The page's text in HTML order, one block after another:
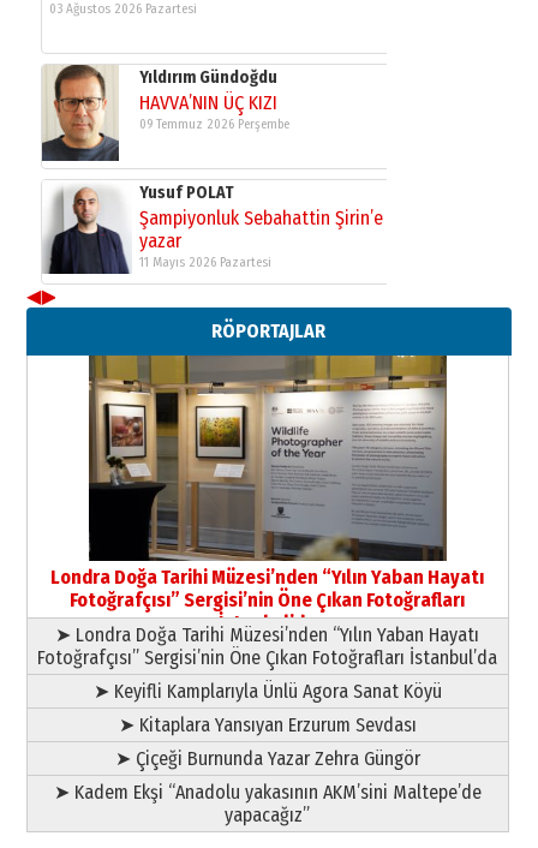
03 Ağustos 2026 Pazartesi
Yıldırım Gündoğdu
HAVVA’NIN ÜÇ KIZI
09 Temmuz 2026 Perşembe
Yusuf POLAT
Şampiyonluk Sebahattin Şirin’e
yazar
11 Mayıs 2026 Pazartesi
Neşat YALÇIN
Paranın Aile Kültüründeki Yeri
03 Ağustos 2026 Pazartesi
Yıldırım Gündoğdu
HAVVA’NIN ÜÇ KIZI
09 Temmuz 2026 Perşembe
Yusuf POLAT
Şampiyonluk Sebahattin Şirin’e
yazar
11 Mayıs 2026 Pazartesi
◀▶
RÖPORTAJLAR
Londra Doğa Tarihi Müzesi’nden “Yılın Yaban Hayatı
Fotoğrafçısı” Sergisi’nin Öne Çıkan Fotoğrafları
İstanbul’da
➤ Londra Doğa Tarihi Müzesi’nden “Yılın Yaban Hayatı
Fotoğrafçısı” Sergisi’nin Öne Çıkan Fotoğrafları İstanbul’da
➤ Keyifli Kamplarıyla Ünlü Agora Sanat Köyü
➤ Kitaplara Yansıyan Erzurum Sevdası
➤ Çiçeği Burnunda Yazar Zehra Güngör
➤ Kadem Ekşi “Anadolu yakasının AKM’sini Maltepe’de
yapacağız”